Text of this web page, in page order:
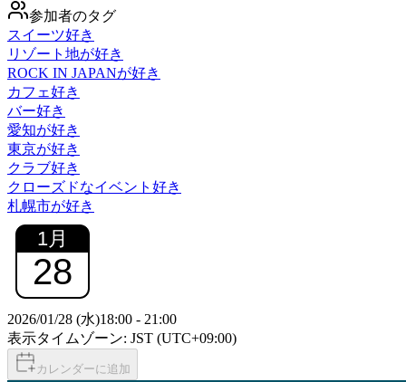
参加者のタグ
スイーツ好き
リゾート地が好き
ROCK IN JAPANが好き
カフェ好き
バー好き
愛知が好き
東京が好き
クラブ好き
クローズドなイベント好き
札幌市が好き
1月
28
2026/01/28 (水)18:00 - 21:00
表示タイムゾーン: JST (UTC+09:00)
カレンダーに追加